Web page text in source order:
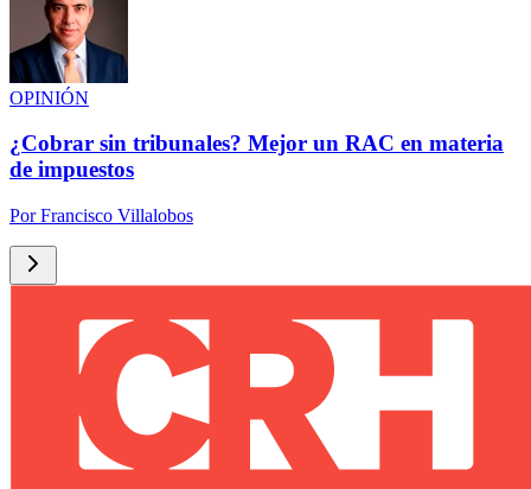
OPINIÓN
¿Cobrar sin tribunales? Mejor un RAC en materia
de impuestos
PorFrancisco Villalobos